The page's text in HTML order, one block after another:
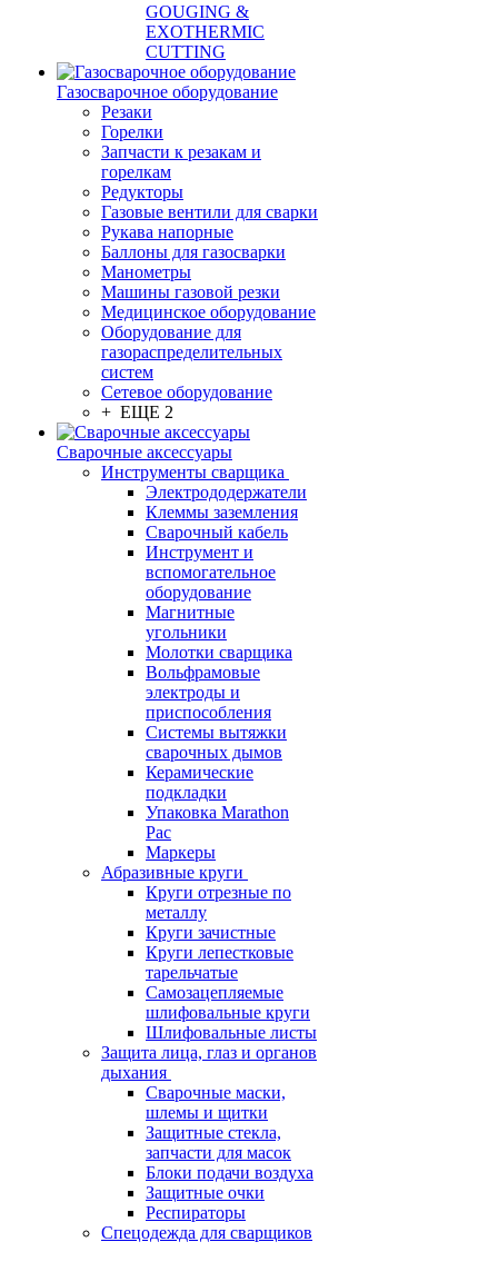
GOUGING &
EXOTHERMIC
CUTTING
Газосварочное оборудование
Резаки
Горелки
Запчасти к резакам и
горелкам
Редукторы
Газовые вентили для сварки
Рукава напорные
Баллоны для газосварки
Манометры
Машины газовой резки
Медицинское оборудование
Оборудование для
газораспределительных
систем
Сетевое оборудование
+ ЕЩЕ 2
Сварочные аксессуары
Инструменты сварщика
Электрододержатели
Клеммы заземления
Сварочный кабель
Инструмент и
вспомогательное
оборудование
Магнитные
угольники
Молотки сварщика
Вольфрамовые
электроды и
приспособления
Системы вытяжки
сварочных дымов
Керамические
подкладки
Упаковка Marathon
Pac
Маркеры
Абразивные круги
Круги отрезные по
металлу
Круги зачистные
Круги лепестковые
тарельчатые
Самозацепляемые
шлифовальные круги
Шлифовальные листы
Защита лица, глаз и органов
дыхания
Сварочные маски,
шлемы и щитки
Защитные стекла,
запчасти для масок
Блоки подачи воздуха
Защитные очки
Респираторы
Спецодежда для сварщиков